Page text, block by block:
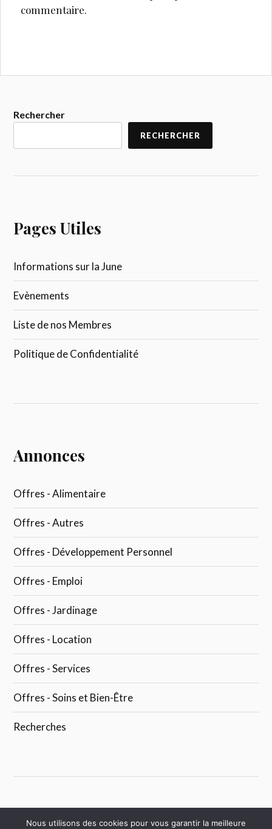
commentaire.
Rechercher
RECHERCHER
Pages Utiles
Informations sur la June
Evènements
Liste de nos Membres
Politique de Confidentialité
Annonces
Offres - Alimentaire
Offres - Autres
Offres - Développement Personnel
Offres - Emploi
Offres - Jardinage
Offres - Location
Offres - Services
Offres - Soins et Bien-Être
Recherches
Nous utilisons des cookies pour vous garantir la meilleure